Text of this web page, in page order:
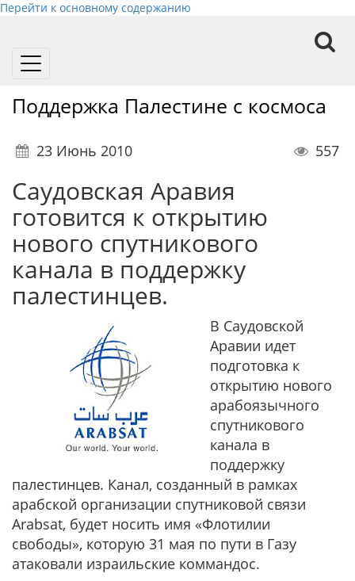
Перейти к основному содержанию
Toggle
Поддержка Палестине с космоса
23 Июнь 2010 557
Саудовская Аравия
готовится к открытию
нового спутникового
канала в поддержку
палестинцев.
В Саудовской
Аравии идет
подготовка к
открытию нового
арабоязычного
спутникового
канала в
поддержку
палестинцев. Канал, созданный в рамках
арабской организации спутниковой связи
Arabsat, будет носить имя «Флотилии
свободы», которую 31 мая по пути в Газу
атаковали израильские коммандос.